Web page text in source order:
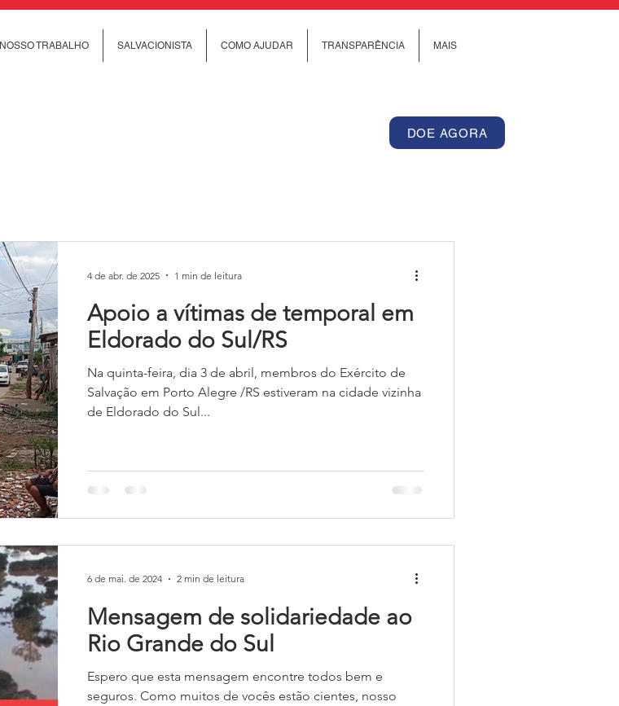
NOSSO TRABALHO SALVACIONISTA COMO AJUDAR TRANSPARÊNCIA MAIS
DOE AGORA
Apoio a vítimas de temporal em
Eldorado do Sul/RS
Na quinta-feira, dia 3 de abril, membros do Exército de
Salvação em Porto Alegre /RS estiveram na cidade vizinha
de Eldorado do Sul...
4 de abr. de 2025 1 min de leitura
Mensagem de solidariedade ao
Rio Grande do Sul
Espero que esta mensagem encontre todos bem e
seguros. Como muitos de vocês estão cientes, nosso
6 de mai. de 2024 2 min de leitura